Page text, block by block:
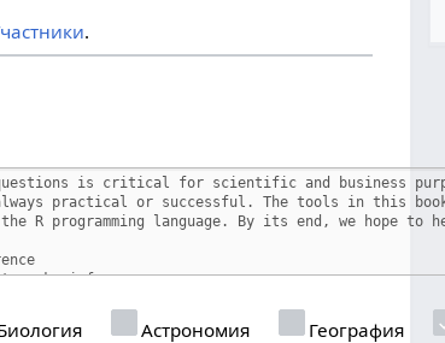
.
Астрономия География